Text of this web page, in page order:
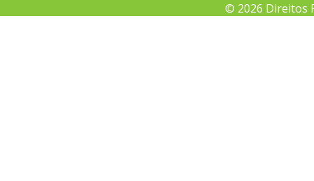
© 2026 Direitos